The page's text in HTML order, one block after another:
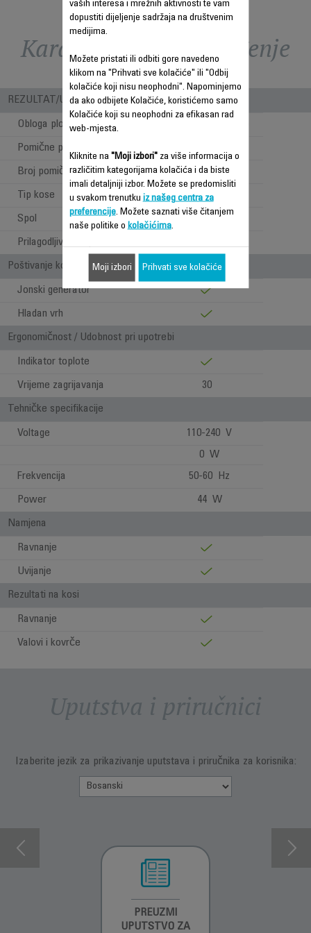
Karakteristike - Poređenje
REZULTAT/UPOTREBA
Obloga ploča
Pomične ploče
Broj pomičnih ploča 1
Tip kose Suha kosa
Spol Za oba spola
Prilagodljiva temperatura
Poštivanje kose i ergonomičnost
Jonski generator
Hladan vrh
Ergonomičnost / Udobnost pri upotrebi
Indikator toplote
Vrijeme zagrijavanja 30
Tehničke specifikacije
Voltage
110-240 V
0 W
Frekvencija
50-60 Hz
Power 44 W
Namjena
Ravnanje
Uvijanje
Rezultati na kosi
Ravnanje
Valovi i kovrče
Uputstva i priručnici
Izaberite jezik za prikazivanje uputstava i priručnika za korisnika:
PREUZMI
UPUTSTVO ZA
vaših interesa i mrežnih aktivnosti te vam
dopustiti dijeljenje sadržaja na društvenim
medijima.
Možete pristati ili odbiti gore navedeno
klikom na "Prihvati sve kolačiće" ili "Odbij
kolačiće koji nisu neophodni". Napominjemo
da ako odbijete Kolačiće, koristićemo samo
Kolačiće koji su neophodni za efikasan rad
web-mjesta.
Kliknite na "Moji izbori"za više informacija o
različitim kategorijama kolačića i da biste
imali detaljniji izbor. Možete se predomisliti
u svakom trenutku iz našeg centra za
preferencije. Možete saznati više čitanjem
naše politike o kolačićima.
Moji izbori Prihvati sve kolačiće